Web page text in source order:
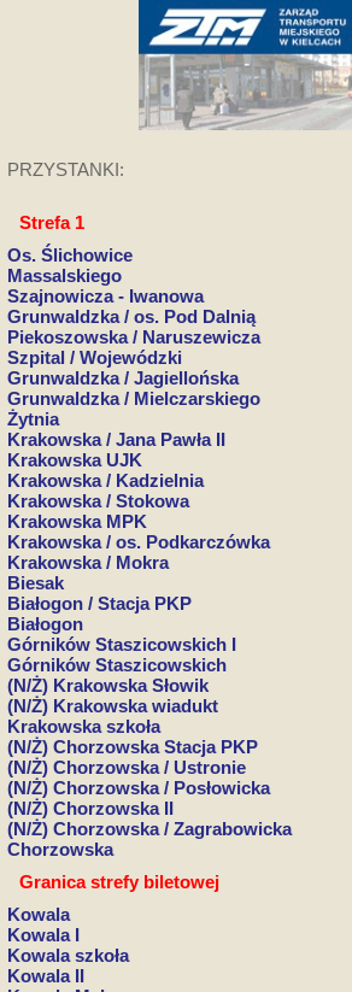
PRZYSTANKI:
Strefa 1
Os. Ślichowice
Massalskiego
Szajnowicza - Iwanowa
Grunwaldzka / os. Pod Dalnią
Piekoszowska / Naruszewicza
Szpital / Wojewódzki
Grunwaldzka / Jagiellońska
Grunwaldzka / Mielczarskiego
Żytnia
Krakowska / Jana Pawła II
Krakowska UJK
Krakowska / Kadzielnia
Krakowska / Stokowa
Krakowska MPK
Krakowska / os. Podkarczówka
Krakowska / Mokra
Biesak
Białogon / Stacja PKP
Białogon
Górników Staszicowskich I
Górników Staszicowskich
(N/Ż) Krakowska Słowik
(N/Ż) Krakowska wiadukt
Krakowska szkoła
(N/Ż) Chorzowska Stacja PKP
(N/Ż) Chorzowska / Ustronie
(N/Ż) Chorzowska / Posłowicka
(N/Ż) Chorzowska II
(N/Ż) Chorzowska / Zagrabowicka
Chorzowska
Granica strefy biletowej
Kowala
Kowala I
Kowala szkoła
Kowala II